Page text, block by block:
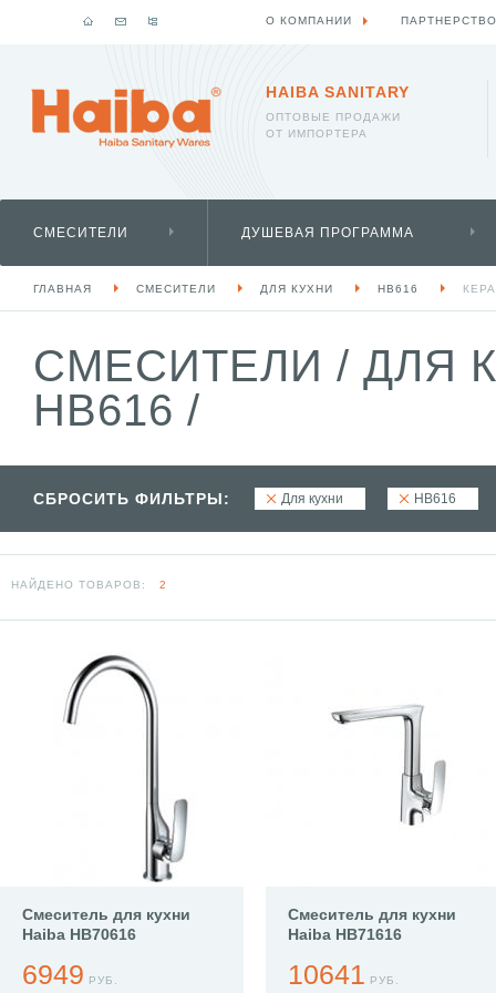
HAIBA SANITARY
ОПТОВЫЕ ПРОДАЖИ
ОТ ИМПОРТЕРА
СМЕСИТЕЛИ ДУШЕВАЯ ПРОГРАММА
ГЛАВНАЯ СМЕСИТЕЛИ ДЛЯ КУХНИ HB616
СМЕСИТЕЛИ / ДЛЯ
HB616 /
СБРОСИТЬ ФИЛЬТРЫ: Для кухни HB616
НАЙДЕНО ТОВАРОВ: 2
Смеситель для кухни
Haiba HB70616
6949 РУБ.
Смеситель для кухни
Haiba HB71616
10641 РУБ.
О КОМПАНИИ ПАРТНЕРСТВО